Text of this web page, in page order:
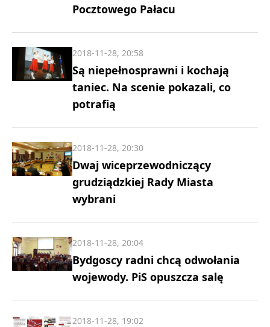
Pocztowego Pałacu
Są niepełnosprawni i kochają
taniec. Na scenie pokazali, co
potrafią
2018-11-28, 20:58
Dwaj wiceprzewodniczący
grudziądzkiej Rady Miasta
wybrani
2018-11-28, 20:30
Bydgoscy radni chcą odwołania
wojewody. PiS opuszcza salę
2018-11-28, 20:04
2018-11-28, 19:02